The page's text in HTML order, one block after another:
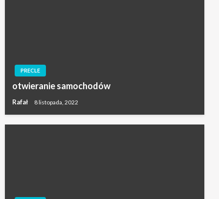
PRECLE
otwieranie samochodów
Rafał 8 listopada, 2022